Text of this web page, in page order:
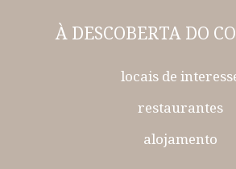
À DESCOBERTADO
locais de
restaurantes
alojamento